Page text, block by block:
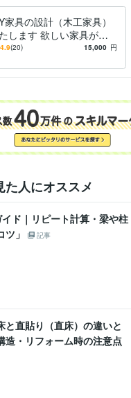
相談 DIY 住宅リフォーム・リ
クロス 壁紙 リノベーション
ョンフロア フロアタイル
ジパース制作
住宅リフォー
家具の設計（木工家具）
します 欲しい家具が見
らない、そんな時は作っ
4.9(20) 15,000 円
た人にオススメ
イド｜リピート計算・梁や柱
」
記事
と直貼り（直床）の違いと
造・リフォーム時の注意点